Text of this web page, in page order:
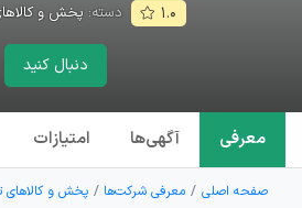
۱.۰ دسته:پخش و
دنبال کنید
معرفی آگهی‌ها امتیازات
صفحه اصلی معرفی شرکت‌ها پخش و